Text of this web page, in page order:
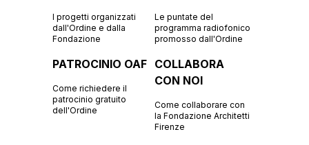
I progetti organizzati
dall'Ordine e dalla
Fondazione
Le puntate del
programma radiofonico
promosso dall'Ordine
PATROCINIO OAF
Come richiedere il
patrocinio gratuito
dell'Ordine
COLLABORA
CON NOI
Come collaborare con
la Fondazione Architetti
Firenze